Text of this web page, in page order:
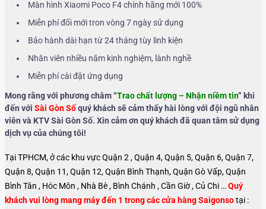
Màn hình Xiaomi Poco F4 chính hãng mới 100%
Miễn phí đổi mới tron vòng 7 ngày sử dụng
Bảo hành dài hạn từ 24 tháng tùy linh kiện
Nhân viên nhiều năm kinh nghiệm, lành nghề
Miễn phí cài đặt ứng dụng
Mong rằng với phương châm “Trao chất lượng – Nhận niềm tin” khi
đến với Sài Gòn Sốquý khách sẽ cảm thấy hài lòng với đội ngũ nhân
viên và KTV Sài Gòn Số. Xin cảm ơn quý khách đã quan tâm sử dụng
dịch vụ của chúng tôi!
Tại TPHCM, ở các khu vực Quận 2 , Quận 4, Quận 5, Quận 6, Quận 7,
Quận 8, Quận 11, Quận 12, Quận Bình Thạnh, Quận Gò Vấp, Quận
Bình Tân , Hóc Môn , Nhà Bè , Bình Chánh , Cần Giờ , Củ Chi …Quý
khách vui lòng mang máy đến 1 trong các cửa hàng Saigonsotại :